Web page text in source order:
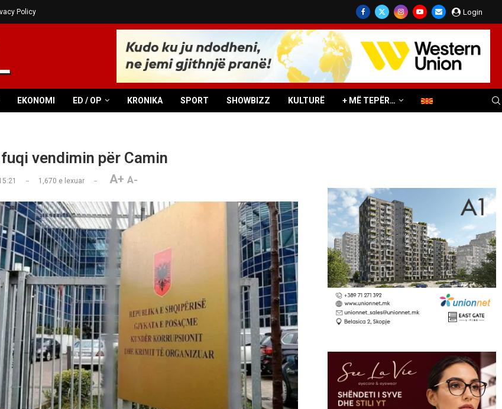
Policy Login
EKONOMI ED / OP KRONIKA SPORT SHOWBIZZ KULTURË + MË TEPËR…
vendimin për Camin
1,670 e lexuar A+ A-